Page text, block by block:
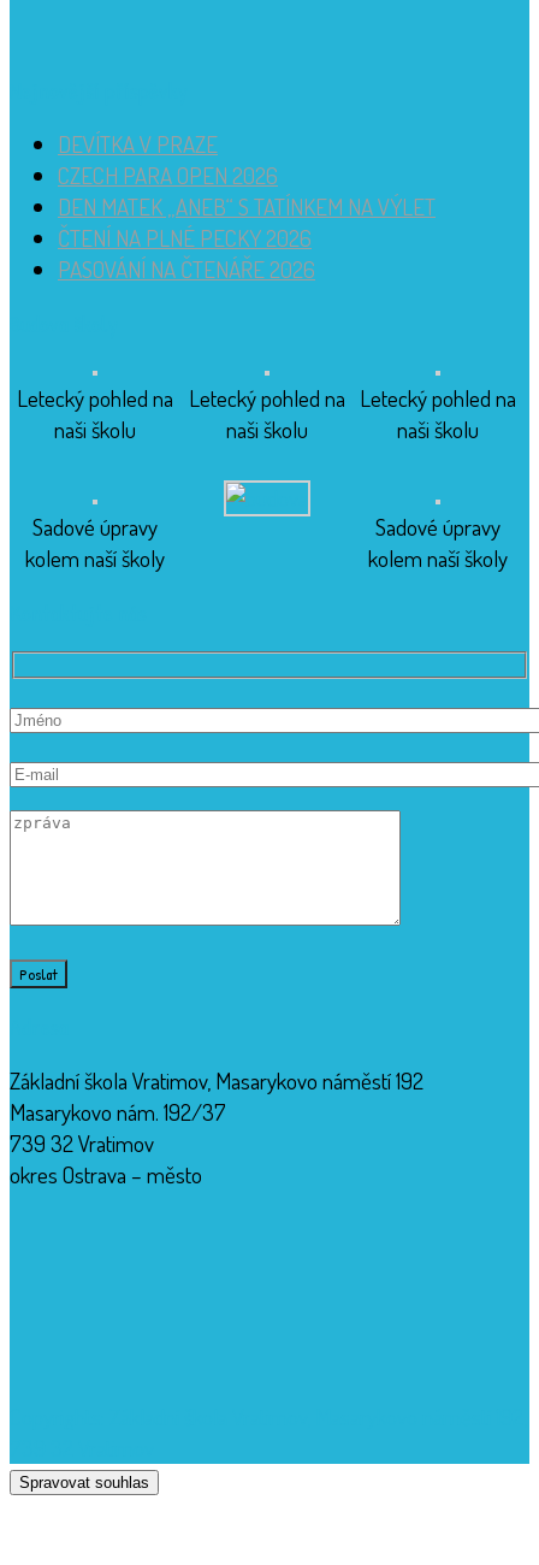
DEVÍTKA V PRAZE
CZECH PARA OPEN 2026
DEN MATEK „ANEB“ S TATÍNKEM NA VÝLET
ČTENÍ NA PLNÉ PECKY 2026
PASOVÁNÍ NA ČTENÁŘE 2026
Letecký pohled na
naši školu
Letecký pohled na
naši školu
Letecký pohled na
naši školu
Sadové úpravy
kolem naší školy
Sadové úpravy
kolem naší školy
Základní škola Vratimov, Masarykovo náměstí 192
Masarykovo nám. 192/37
739 32 Vratimov
okres Ostrava – město
Spravovat souhlas